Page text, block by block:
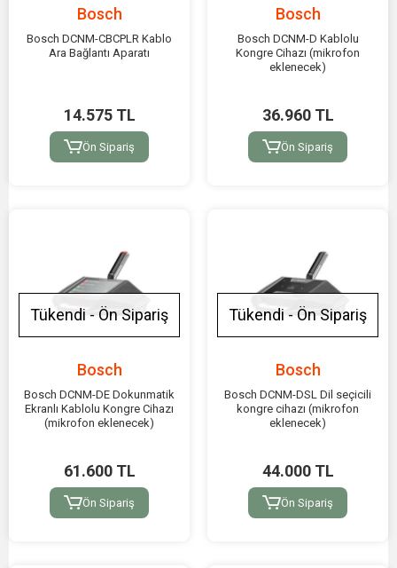
Bosch
Bosch DCNM-CBCPLR Kablo
Ara Bağlantı Aparatı
14.575 TL
Ön Sipariş
Bosch
Bosch DCNM-D Kablolu
Kongre Cihazı (mikrofon
eklenecek)
36.960 TL
Ön Sipariş
Tükendi - Ön Sipariş
Bosch
Bosch DCNM-DE Dokunmatik
Ekranlı Kablolu Kongre Cihazı
(mikrofon eklenecek)
61.600 TL
Ön Sipariş
Tükendi - Ön Sipariş
Bosch
Bosch DCNM-DSL Dil seçicili
kongre cihazı (mikrofon
eklenecek)
44.000 TL
Ön Sipariş